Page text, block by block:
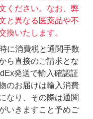
ください。なお、弊
と異なる医薬品や不
換いたします。
に消費税と通関手数
ら直接のご請求とな
発送で輸入確認証
のお届けは輸入消費
なり、その際は通関
いきますこと予めご